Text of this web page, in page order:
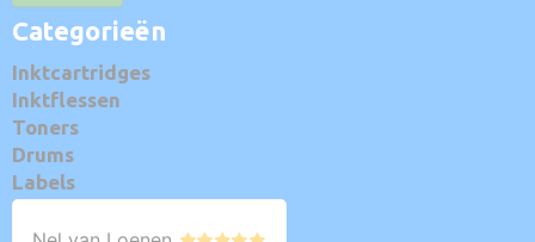
Categorieën
Inktcartridges
Inktflessen
Toners
Drums
Labels